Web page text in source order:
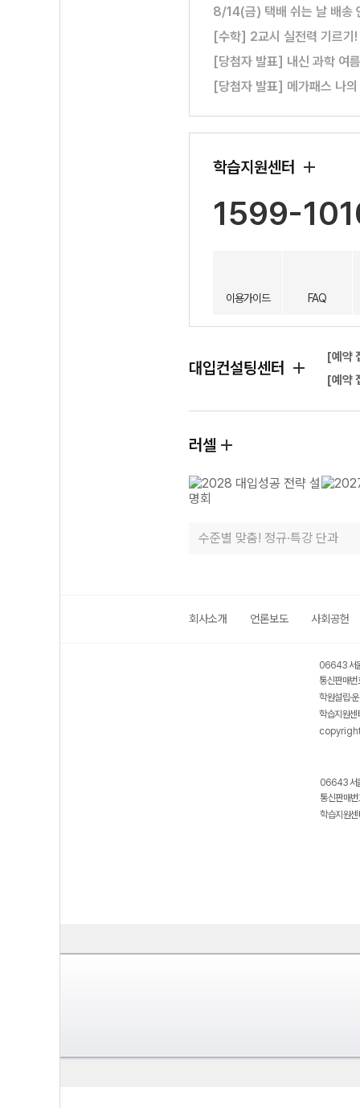
8/14(금) 택배 쉬는 날 배송
[수학] 2교시 실전력 기르기
[당첨자 발표] 내신 과학 여
[당첨자 발표] 메가패스 나
학습지원센터
1599-
이용가이드 FAQ
대입컨설팅센터
[예약
[예약
러셀
수준별 맞춤! 정규·특강 단과
회사소개 언론보도 사회공헌
06643 서
통신판매
학원설립·
학습지원
06643 서
통신판매
학습지원